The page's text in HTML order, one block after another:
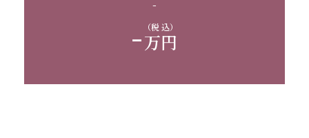
-
-万円
（税 込）